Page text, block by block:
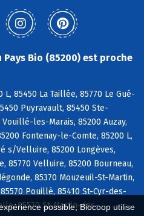
possible, Biocoop utilise
Bio (85200) est proche
85450 La Taillée, 85770 Le Gué-
Puyravault, 85450 Ste-
les-Marais, 85200 Auzay,
Fontenay-le-Comte, 85200 L,
s/Velluire, 85200 Longèves,
85770 Velluire, 85200 Bourneau,
85370 Mouzeuil-St-Martin,
Pouillé, 85410 St-Cyr-des-
85570 St-Martin-des-